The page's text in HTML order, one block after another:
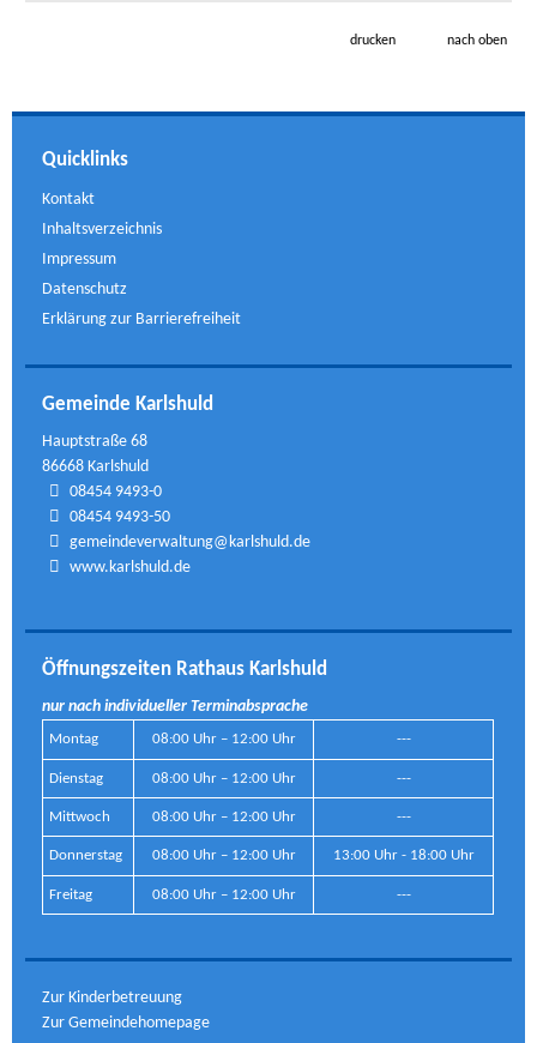
drucken nach oben
Quicklinks
Kontakt
Inhaltsverzeichnis
Impressum
Datenschutz
Erklärung zur Barrierefreiheit
Gemeinde Karlshuld
Hauptstraße 68
86668 Karlshuld
08454 9493-0
08454 9493-50
gemeindeverwaltung@karlshuld.de
www.karlshuld.de
Öffnungszeiten Rathaus Karlshuld
nur nach individueller Terminabsprache
Montag 08:00 Uhr – 12:00 Uhr ---
Dienstag 08:00 Uhr – 12:00 Uhr ---
Mittwoch 08:00 Uhr – 12:00 Uhr ---
Donnerstag 08:00 Uhr – 12:00 Uhr 13:00 Uhr - 18:00 Uhr
Freitag 08:00 Uhr – 12:00 Uhr ---
Zur Kinderbetreuung
Zur Gemeindehomepage